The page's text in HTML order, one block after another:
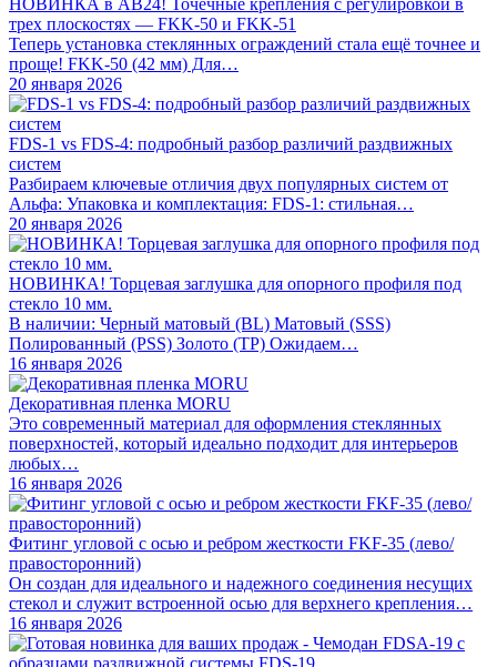
НОВИНКА в АВ24! Точечные крепления с регулировкой в
трех плоскостях — FKK-50 и FKK-51
Теперь установка стеклянных ограждений стала ещё точнее и
проще! FKK-50 (42 мм) Для…
20 января 2026
FDS-1 vs FDS-4: подробный разбор различий раздвижных
систем
Разбираем ключевые отличия двух популярных систем от
Альфа: Упаковка и комплектация: FDS-1: стильная…
20 января 2026
НОВИНКА! Торцевая заглушка для опорного профиля под
стекло 10 мм.
В наличии: Черный матовый (BL) Матовый (SSS)
Полированный (PSS) Золото (TP) Ожидаем…
16 января 2026
Декоративная пленка MORU
Это современный материал для оформления стеклянных
поверхностей, который идеально подходит для интерьеров
любых…
16 января 2026
Фитинг угловой с осью и ребром жесткости FKF-35 (лево/
правосторонний)
Он создан для идеального и надежного соединения несущих
стекол и служит встроенной осью для верхнего крепления…
16 января 2026